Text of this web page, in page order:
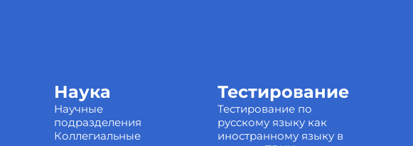
Наука
Научные
подразделения
Коллегиальные
Тестирование
Тестирование по
русскому языку как
иностранному языку в